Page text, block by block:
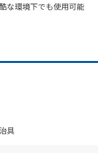
な環境下でも使用可能
具